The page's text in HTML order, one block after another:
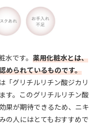
です。 薬用化粧水とは、
められているものです。
「グリチルリチン酸ジカリ
す。このグリチルリチン酸
果が期待できるため、ニキ
の人にはとてもおすすめで